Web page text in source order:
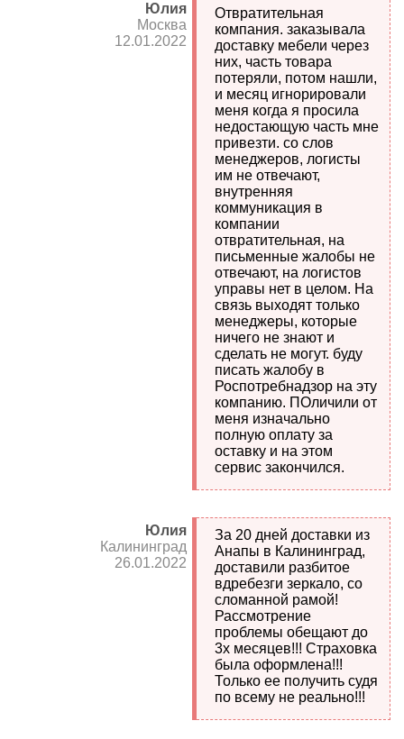
Юлия
Москва
12.01.2022
Отвратительная
компания. заказывала
доставку мебели через
них, часть товара
потеряли, потом нашли,
и месяц игнорировали
меня когда я просила
недостающую часть мне
привезти. со слов
менеджеров, логисты
им не отвечают,
внутренняя
коммуникация в
компании
отвратительная, на
письменные жалобы не
отвечают, на логистов
управы нет в целом. На
связь выходят только
менеджеры, которые
ничего не знают и
сделать не могут. буду
писать жалобу в
Роспотребнадзор на эту
компанию. ПОличили от
меня изначально
полную оплату за
оставку и на этом
сервис закончился.
Юлия
Калининград
26.01.2022
За 20 дней доставки из
Анапы в Калининград,
доставили разбитое
вдребезги зеркало, со
сломанной рамой!
Рассмотрение
проблемы обещают до
3х месяцев!!! Страховка
была оформлена!!!
Только ее получить судя
по всему не реально!!!